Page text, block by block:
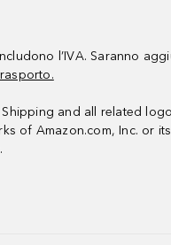
l’IVA. Saranno
and all related
of Amazon.com, Inc. or its